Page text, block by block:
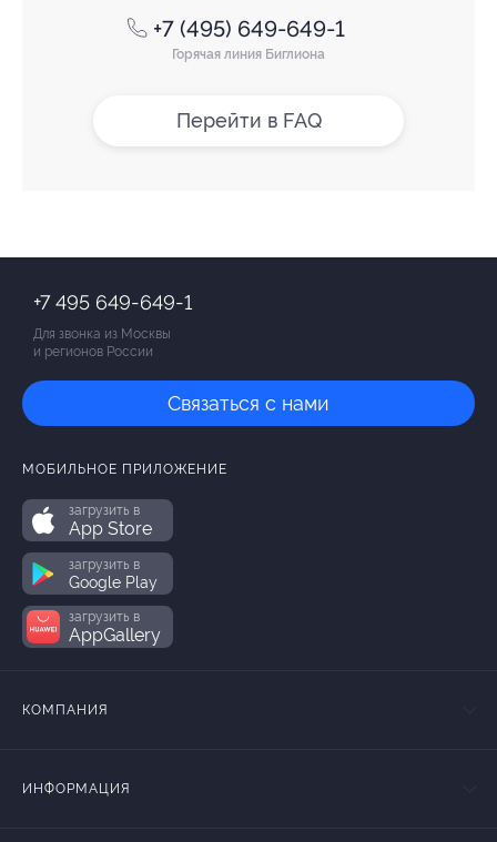
+7 (495) 649-649-1
Горячая линия Биглиона
Перейти в FAQ
+7 495 649-649-1
Для звонка из Москвы
и регионов России
Связаться с нами
МОБИЛЬНОЕ ПРИЛОЖЕНИЕ
загрузить в
App Store
загрузить в
Google Play
загрузить в
AppGallery
КОМПАНИЯ
ИНФОРМАЦИЯ